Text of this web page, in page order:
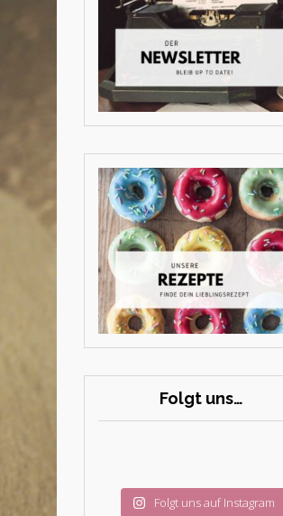
Folgt uns…
Folgt uns auf Instagram